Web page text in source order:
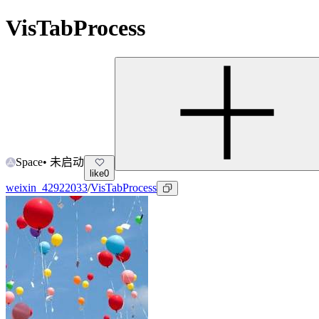
VisTabProcess
Space• 未启动
like0
weixin_42922033/VisTabProcess